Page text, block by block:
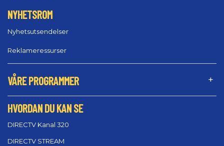
NYHETSROM
Nyhetsutsendelser
Reklameressurser
VÅRE PROGRAMMER
HVORDAN DU KAN SE
DIRECTV Kanal 320
DIRECTV STREAM